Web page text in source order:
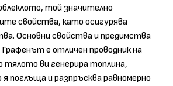
той значително
свойства, като осигурява
Основни свойства и предимства
Графенът е отличен проводник на
тялото ви генерира топлина,
поглъща и разпръсква равномерно